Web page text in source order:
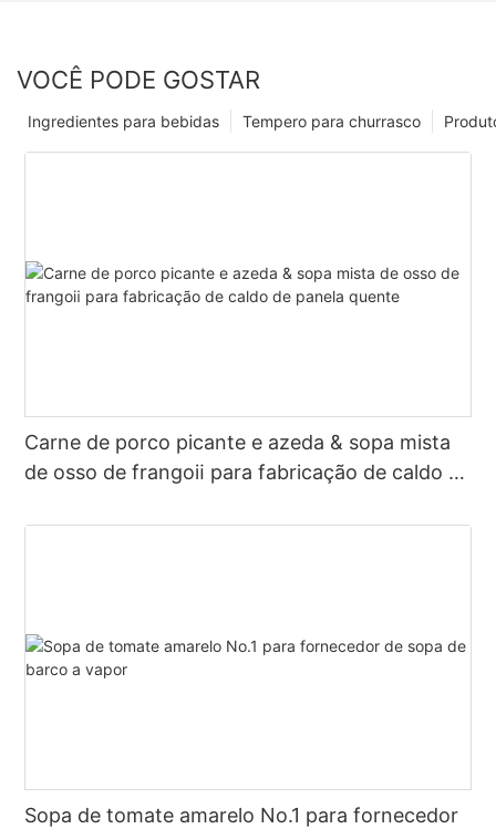
VOCÊ PODE GOSTAR
Tempero para churrasco
Ingredientes para bebidas
Carne de porco picante e azeda & sopa mista
de osso de frangoⅱ para fabricação de caldo de
Sopa de tomate amarelo No.1 para fornecedor